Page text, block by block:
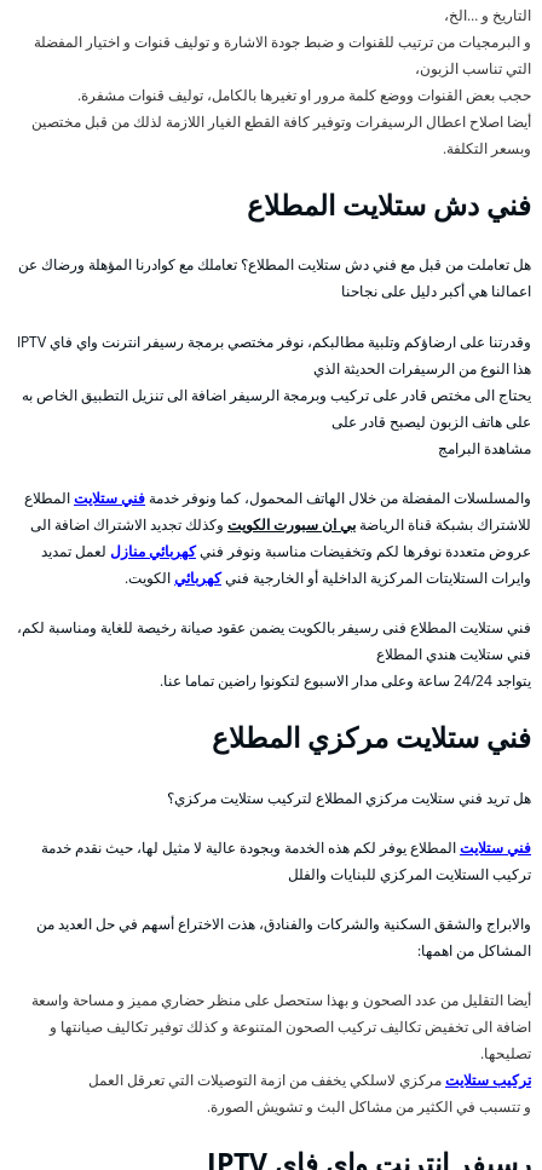
التاريخ و …الخ،
و البرمجيات من ترتيب للقنوات و ضبط جودة الاشارة و توليف قنوات و اختيار المفضلة
التي تناسب الزبون،
حجب بعض القنوات ووضع كلمة مرور او تغيرها بالكامل، توليف قنوات مشفرة.
أيضا اصلاح اعطال الرسيفرات وتوفير كافة القطع الغيار اللازمة لذلك من قبل مختصين
وبسعر التكلفة.
فني دش ستلايت المطلاع
هل تعاملت من قبل مع فني دش ستلايت المطلاع؟ تعاملك مع كوادرنا المؤهلة ورضاك عن
اعمالنا هي أكبر دليل على نجاحنا
وقدرتنا على ارضاؤكم وتلبية مطالبكم، نوفر مختصي برمجة رسيفر انترنت واي فاي IPTV
هذا النوع من الرسيفرات الحديثة الذي
يحتاج الى مختص قادر على تركيب وبرمجة الرسيفر اضافة الى تنزيل التطبيق الخاص به
على هاتف الزبون ليصبح قادر على
مشاهدة البرامج
والمسلسلات المفضلة من خلال الهاتف المحمول، كما ونوفر خدمةفني ستلايتالمطلاع
للاشتراك بشبكة قناة الرياضةبي ان سبورت الكويت وكذلك تجديد الاشتراك اضافة الى
عروض متعددة نوفرها لكم وتخفيضات مناسبة ونوفر فنيكهربائي منازل لعمل تمديد
وايرات الستلايتات المركزية الداخلية أو الخارجية فنيكهربائيالكويت.
فني ستلايت المطلاع فنى رسيفر بالكويت يضمن عقود صيانة رخيصة للغاية ومناسبة لكم،
فني ستلايت هندي المطلاع
يتواجد 24/24 ساعة وعلى مدار الاسبوع لتكونوا راضين تماما عنا.
فني ستلايت مركزي المطلاع
هل تريد فني ستلايت مركزي المطلاع لتركيب ستلايت مركزي؟
فني ستلايتالمطلاع يوفر لكم هذه الخدمة وبجودة عالية لا مثيل لها، حيث نقدم خدمة
تركيب الستلايت المركزي للبنايات والفلل
والابراج والشقق السكنية والشركات والفنادق، هذت الاختراع أسهم في حل العديد من
المشاكل من اهمها:
أيضا التقليل من عدد الصحون و بهذا ستحصل على منظر حضاري مميز و مساحة واسعة
اضافة الى تخفيض تكاليف تركيب الصحون المتنوعة و كذلك توفير تكاليف صيانتها و
تصليحها.
تركيب ستلايتمركزي لاسلكي يخفف من ازمة التوصيلات التي تعرقل العمل
و تتسبب في الكثير من مشاكل البث و تشويش الصورة.